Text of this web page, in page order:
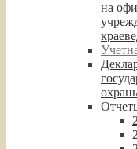
на